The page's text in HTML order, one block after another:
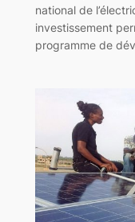
national de
investissement
programme de